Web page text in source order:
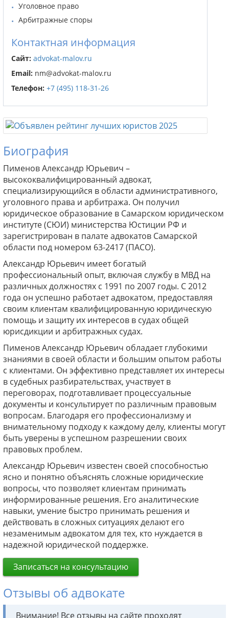
Биография
Пименов Александр Юрьевич –
высококвалифицированный адвокат,
специализирующийся в области административного,
уголовного права и арбитража. Он получил
юридическое образование в Самарском юридическом
институте (СЮИ) министерства Юстиции РФ и
зарегистрирован в палате адвокатов Самарской
области под номером 63-2417 (ПАСО).
Александр Юрьевич имеет богатый
профессиональный опыт, включая службу в МВД на
различных должностях с 1991 по 2007 годы. С 2012
года он успешно работает адвокатом, предоставляя
своим клиентам квалифицированную юридическую
помощь и защиту их интересов в судах общей
юрисдикции и арбитражных судах.
Пименов Александр Юрьевич обладает глубокими
знаниями в своей области и большим опытом работы
с клиентами. Он эффективно представляет их интересы
в судебных разбирательствах, участвует в
переговорах, подготавливает процессуальные
документы и консультирует по различным правовым
вопросам. Благодаря его профессионализму и
внимательному подходу к каждому делу, клиенты могут
быть уверены в успешном разрешении своих
правовых проблем.
Александр Юрьевич известен своей способностью
ясно и понятно объяснять сложные юридические
вопросы, что позволяет клиентам принимать
информированные решения. Его аналитические
навыки, умение быстро принимать решения и
действовать в сложных ситуациях делают его
незаменимым адвокатом для тех, кто нуждается в
надежной юридической поддержке.
Записаться на консультацию
Отзывы об адвокате
Внимание! Все отзывы на сайте проходят
Уголовное право
Арбитражные споры
Контактная информация
Сайт: advokat-malov.ru
Email: nm@advokat-malov.ru
Телефон: +7 (495) 118-31-26